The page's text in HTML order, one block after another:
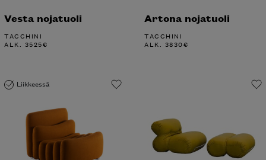
Vesta nojatuoli
TACCHINI
ALK. 3525€
Artona nojatuoli
TACCHINI
ALK. 3830€
Liikkeessä